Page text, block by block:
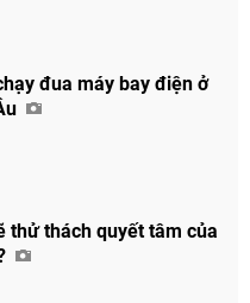
đua máy bay điện ở
thử thách quyết tâm của